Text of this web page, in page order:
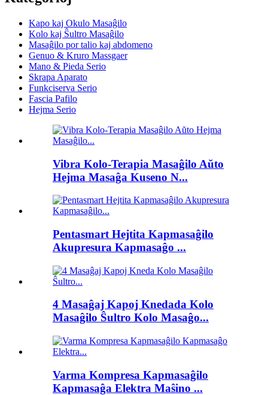
Kapo kaj Okulo Masaĝilo
Kolo kaj Ŝultro Masaĝilo
Masaĝilo por talio kaj abdomeno
Genuo & Kruro Massgaer
Mano & Pieda Serio
Skrapa Aparato
Funkciserva Serio
Fascia Pafilo
Hejma Serio
Vibra Kolo-Terapia Masaĝilo Aŭto
Hejma Masaĝa Kuseno N...
Pentasmart Hejtita Kapmasaĝilo
Akupresura Kapmasaĝo ...
4 Masaĝaj Kapoj Knedada Kolo
Masaĝilo Ŝultro Kolo Masaĝo...
Varma Kompresa Kapmasaĝilo
Kapmasaĝa Elektra Maŝino ...